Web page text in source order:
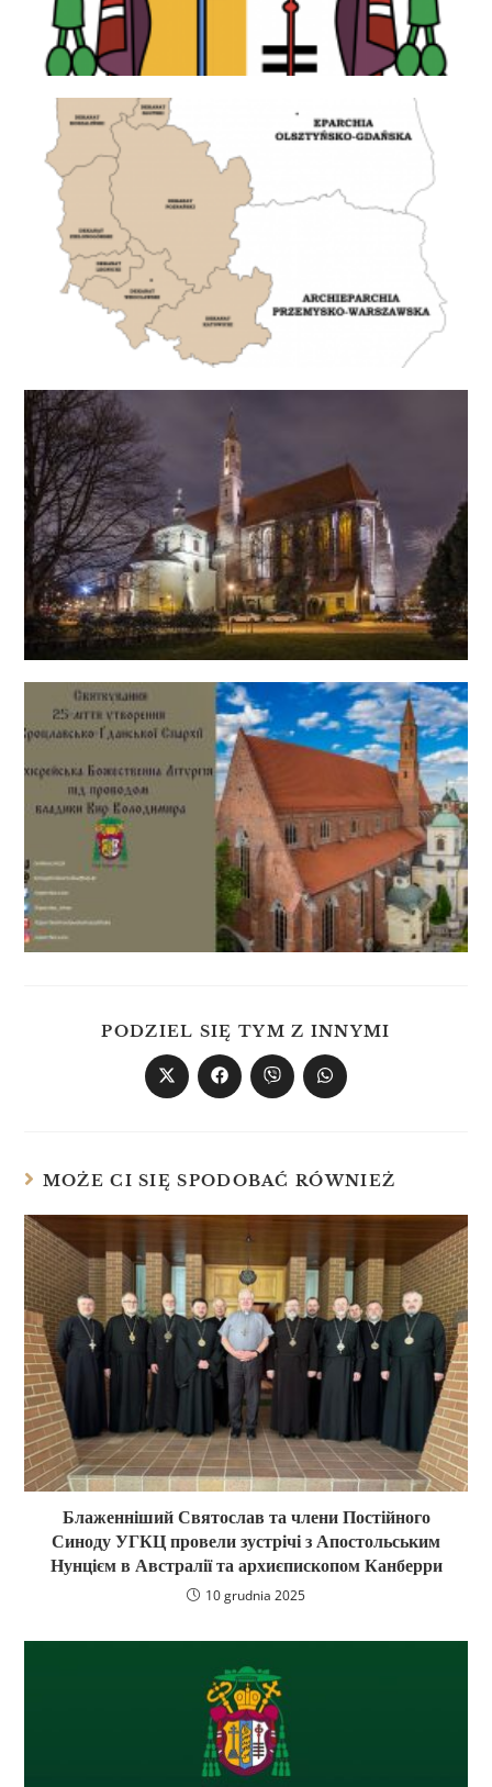
PODZIEL SIĘ TYM Z INNYMI
MOŻE CI SIĘ SPODOBAĆ RÓWNIEŻ
Блаженніший Святослав та члени Постійного
Синоду УГКЦ провели зустрічі з Апостольським
Нунцієм в Австралії та архиєпископом Канберри
10 grudnia 2025